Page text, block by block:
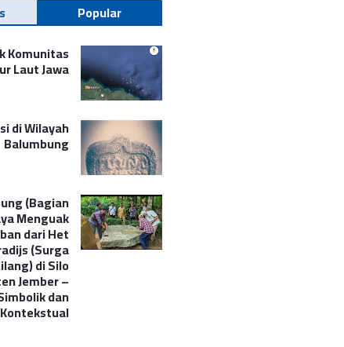
Popular
Komunitas
Laut Jawa
di Wilayah
Balumbung
(Bagian
Menguak
dari Het
(Surga
di Silo
Jember –
dan
Kontekstual